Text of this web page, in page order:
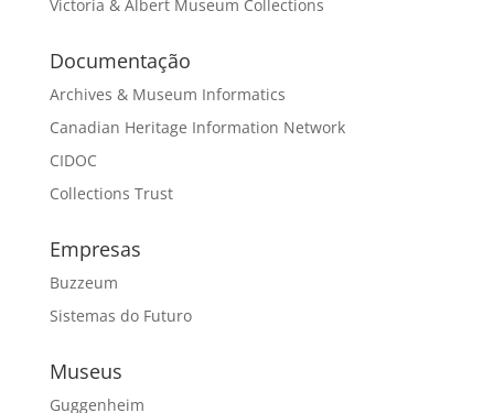
Victoria & Albert Museum Collections
Documentação
Archives & Museum Informatics
Canadian Heritage Information Network
CIDOC
Collections Trust
Empresas
Buzzeum
Sistemas do Futuro
Museus
Guggenheim